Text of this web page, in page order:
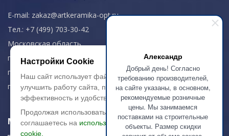
Александр
Добрый день! Согласно
требованию производителей,
на сайте указаны, в основном,
рекомендуемые розничные
цены. Мы занимаемся
поставками на строительные
объекты. Размер скидки
E-mail: zakaz@artkeramika-opt.ru
Тел.: +7 (499) 703-30-42
Московская область,
г. Красногорск
пн-чт: 09.00-18.00
пт: 09.00-17.00
Мы в соц. сетях
Настройки Cookie
Наш сайт использует файлы cookie, чтобы
улучшить работу сайта, повысить его
эффективность и удобство.
Продолжая использовать сайт, вы
соглашаетесь на использование файлов
cookie.